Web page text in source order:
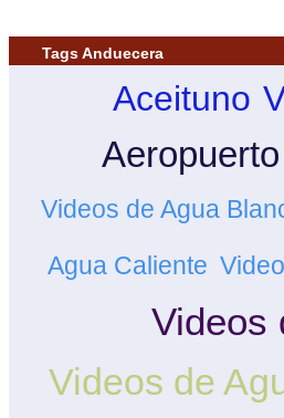
Tags Anduecera
Aceituno
Videos de Agua
Agua Caliente
Videos
Videos de